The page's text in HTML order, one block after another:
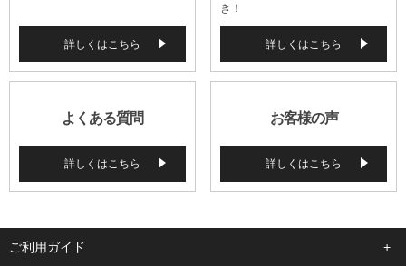
詳しくはこちら
き！
詳しくはこちら
よくある質問
詳しくはこちら
お客様の声
詳しくはこちら
ご利用ガイド